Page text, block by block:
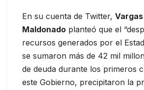
En su cuenta de Twitter, Vargas
Maldonado planteó que el
recursos generados por el
se sumaron más de 42 mil
de deuda durante los primeros
este Gobierno, precipitaron la